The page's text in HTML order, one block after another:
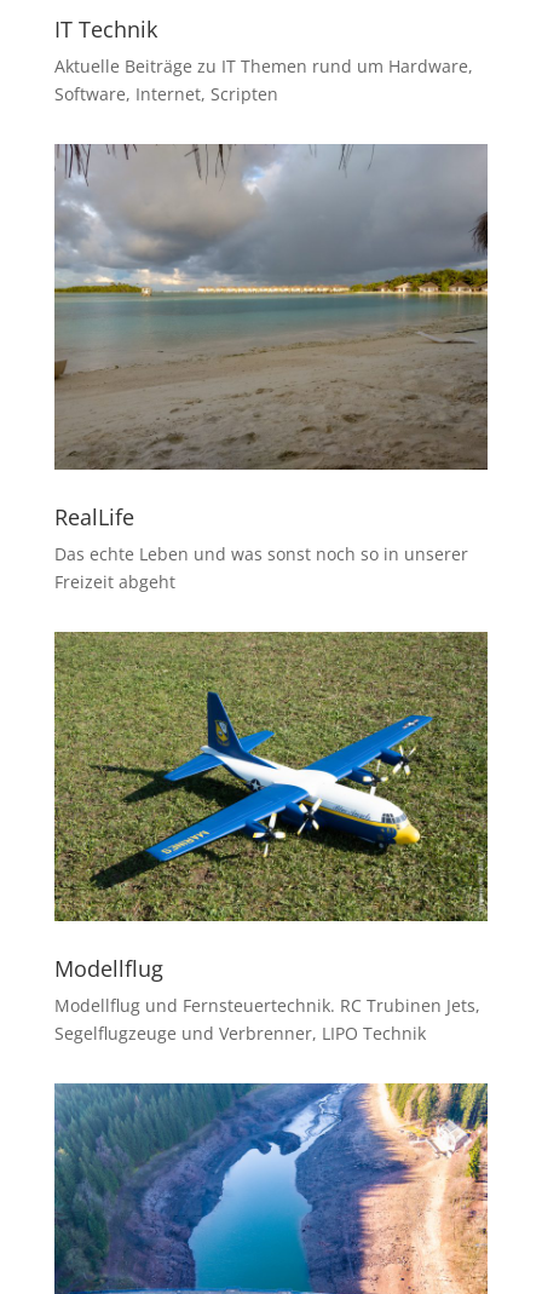
IT Technik
Aktuelle Beiträge zu IT Themen rund um Hardware,
Software, Internet, Scripten
RealLife
Das echte Leben und was sonst noch so in unserer
Freizeit abgeht
Modellflug
Modellflug und Fernsteuertechnik. RC Trubinen Jets,
Segelflugzeuge und Verbrenner, LIPO Technik